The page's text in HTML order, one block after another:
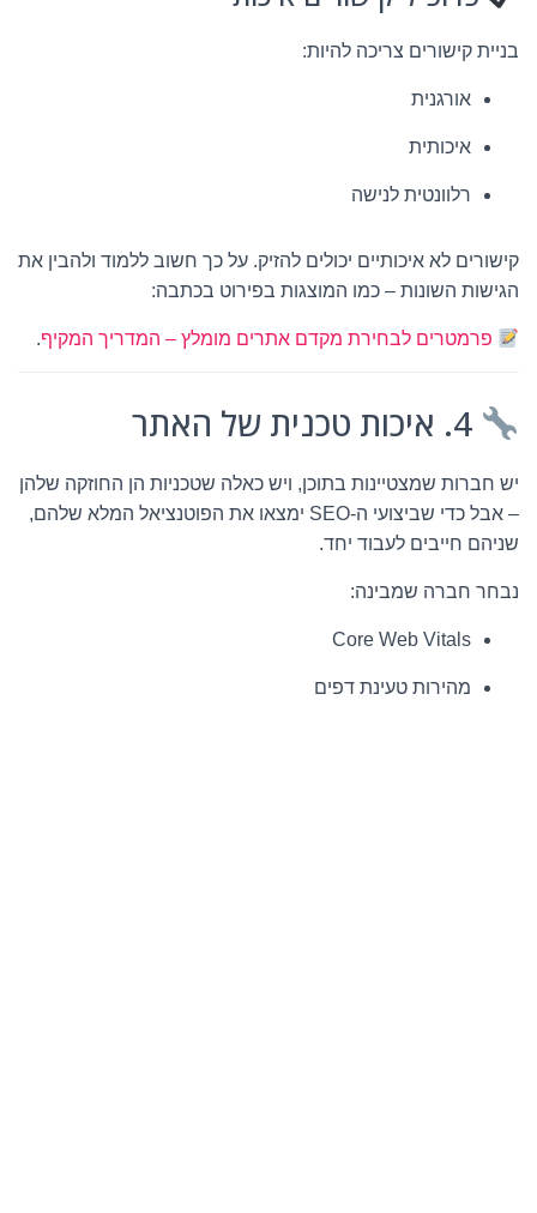
בניית קישורים צריכה להיות:
אורגנית
איכותית
רלוונטית לנישה
קישורים לא איכותיים יכולים להזיק. על כך חשוב ללמוד ולהבין את
הגישות השונות – כמו המוצגות בפירוט בכתבה:
פרמטרים לבחירת מקדם אתרים מומלץ – המדריך המקיף.
יש חברות שמצטיינות בתוכן, ויש כאלה שטכניות הן החוזקה שלהן
– אבל כדי שביצועי ה-SEO ימצאו את הפוטנציאל המלא שלהם,
שניהם חייבים לעבוד יחד.
נבחר חברה שמבינה:
Core Web Vitals
מהירות טעינת דפים